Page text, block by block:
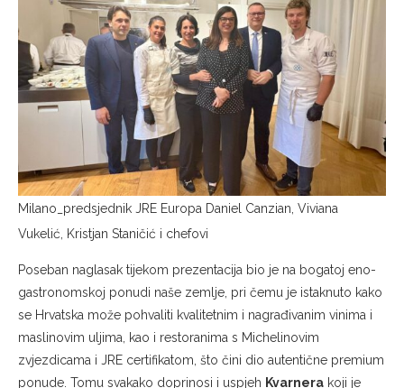
Milano_predsjednik JRE Europa Daniel Canzian, Viviana
Vukelić, Kristjan Staničić i chefovi
Poseban naglasak tijekom prezentacija bio je na bogatoj eno-
gastronomskoj ponudi naše zemlje, pri čemu je istaknuto kako
se Hrvatska može pohvaliti kvalitetnim i nagrađivanim vinima i
maslinovim uljima, kao i restoranima s Michelinovim
zvjezdicama i JRE certifikatom, što čini dio autentične premium
ponude. Tomu svakako doprinosi i uspjeh Kvarnera koji je